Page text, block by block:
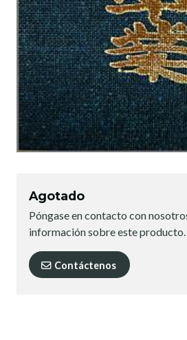
Agotado
Póngase en contacto con
información sobre este producto.
Contáctenos